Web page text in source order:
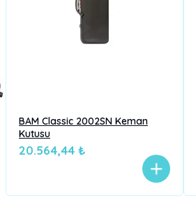
BAM Classic 2002SN Keman
Kutusu
20.564,44 ₺